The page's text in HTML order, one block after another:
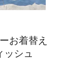
お着替え
シュ